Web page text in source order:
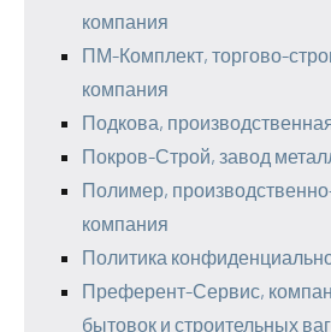
компания
ПМ-Комплект, торгово-
компания
Подкова,
Покров-Строй, завод
Полимер,
компания
Политика
Преферент-Сервис,
бытовок и строительных